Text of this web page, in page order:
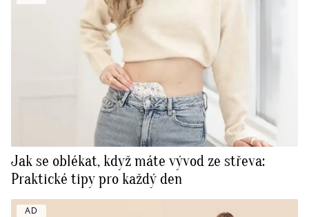
Jak se oblékat, když máte vývod ze střeva:
Praktické tipy pro každý den
AD